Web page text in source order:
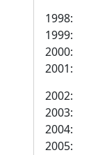
1998:
1999:
2000:
2001:
2002:
2003:
2004:
2005: